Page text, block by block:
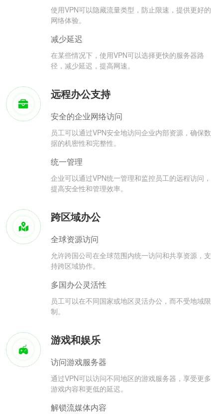
使用VPN可以隐藏流量类型，防止限速，提供更好的
网络体验。
减少延迟
在某些情况下，使用VPN可以选择更快的服务器路
径，减少延迟，提高网速。
远程办公支持
安全的企业网络访问
员工可以通过VPN安全地访问企业内部资源，确保数
据的机密性和完整性。
统一管理
企业可以通过VPN统一管理和监控员工的远程访问，
提高安全性和管理效率。
跨区域办公
全球资源访问
允许跨国公司在全球范围内统一访问和共享资源，支
持跨区域协作。
多国办公灵活性
员工可以在不同国家或地区灵活办公，而不受地域限
制。
游戏和娱乐
访问游戏服务器
通过VPN可以访问不同地区的游戏服务器，享受更多
游戏内容和更低的延迟。
解锁流媒体内容